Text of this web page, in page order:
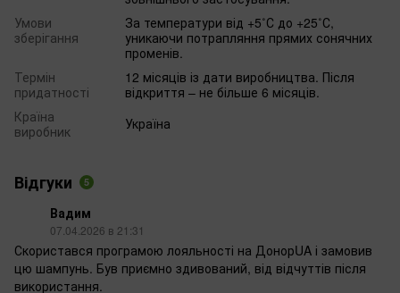
Умови
зберігання
За температури від +5˚С до +25˚С,
уникаючи потрапляння прямих сонячних
променів.
Термін
придатності
12 місяців із дати виробництва. Після
відкриття – не більше 6 місяців.
Країна
виробник
Україна
Відгуки 5
Вадим
07.04.2026 в 21:31
Скористався програмою лояльності на ДонорUA і замовив
цю шампунь. Був приємно здивований, від відчуттів після
використання.